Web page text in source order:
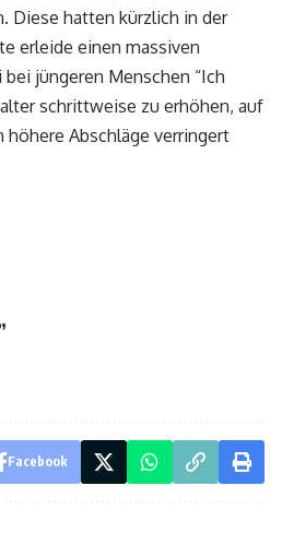
Diese hatten kürzlich in der
erleide einen massiven
jüngeren Menschen “Ich
schrittweise zu erhöhen, auf
höhere Abschläge verringert
Facebook